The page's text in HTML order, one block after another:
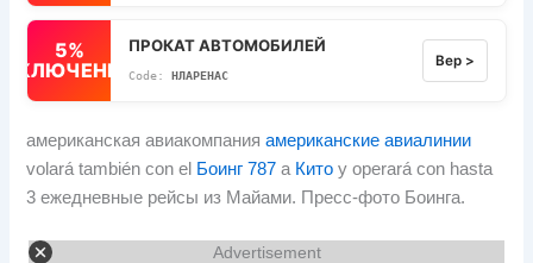
5%
ПРОКАТ АВТОМОБИЛЕЙ
НЛАРЕНАС
Вер >
американская авиакомпанияамериканские авиалинии
volará también con el Боинг 787 а Кито y operará con hasta
3 ежедневные рейсы из Майами. Пресс-фото Боинга.
Advertisement